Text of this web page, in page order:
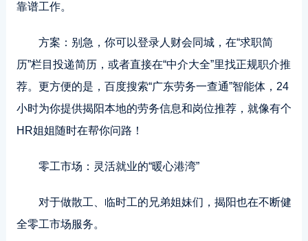
靠谱工作。
方案：别急，你可以登录人财会同城，在“求职简
历”栏目投递简历，或者直接在“中介大全”里找正规职介推
荐。更方便的是，百度搜索“广东劳务一查通”智能体，24
小时为你提供揭阳本地的劳务信息和岗位推荐，就像有个
HR姐姐随时在帮你问路！
零工市场：灵活就业的“暖心港湾”
对于做散工、临时工的兄弟姐妹们，揭阳也在不断健
全零工市场服务。